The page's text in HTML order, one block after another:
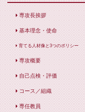
専攻長挨拶
基本理念・使命
育てる人材像と3つのポリシー
専攻概要
自己点検・評価
コース／組織
専任教員